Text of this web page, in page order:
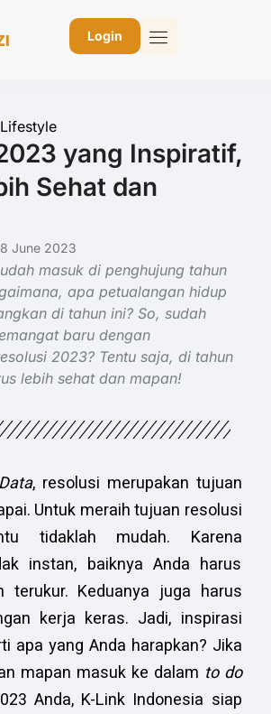
Login
Lifestyle
yang Inspiratif,
Sehat dan
8 June 2023
masuk di penghujung tahun
apa petualangan hidup
di tahun ini? So, sudah
baru dengan
2023? Tentu saja, di tahun
lebih sehat dan mapan!
, resolusi merupakan tujuan
Untuk meraih tujuan resolusi
tidaklah mudah. Karena
instan, baiknya Anda harus
terukur. Keduanya juga harus
kerja keras. Jadi, inspirasi
apa yang Anda harapkan? Jika
mapan masuk ke dalam to do
Anda, K-Link Indonesia siap